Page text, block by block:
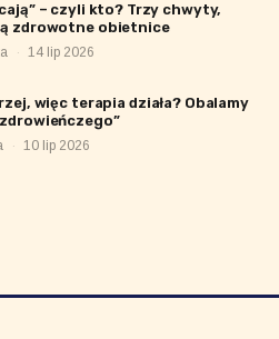
chwyty,
zdrowotne obietnice
· 14 lip 2026
więc terapia działa? Obalamy
· 10 lip 2026